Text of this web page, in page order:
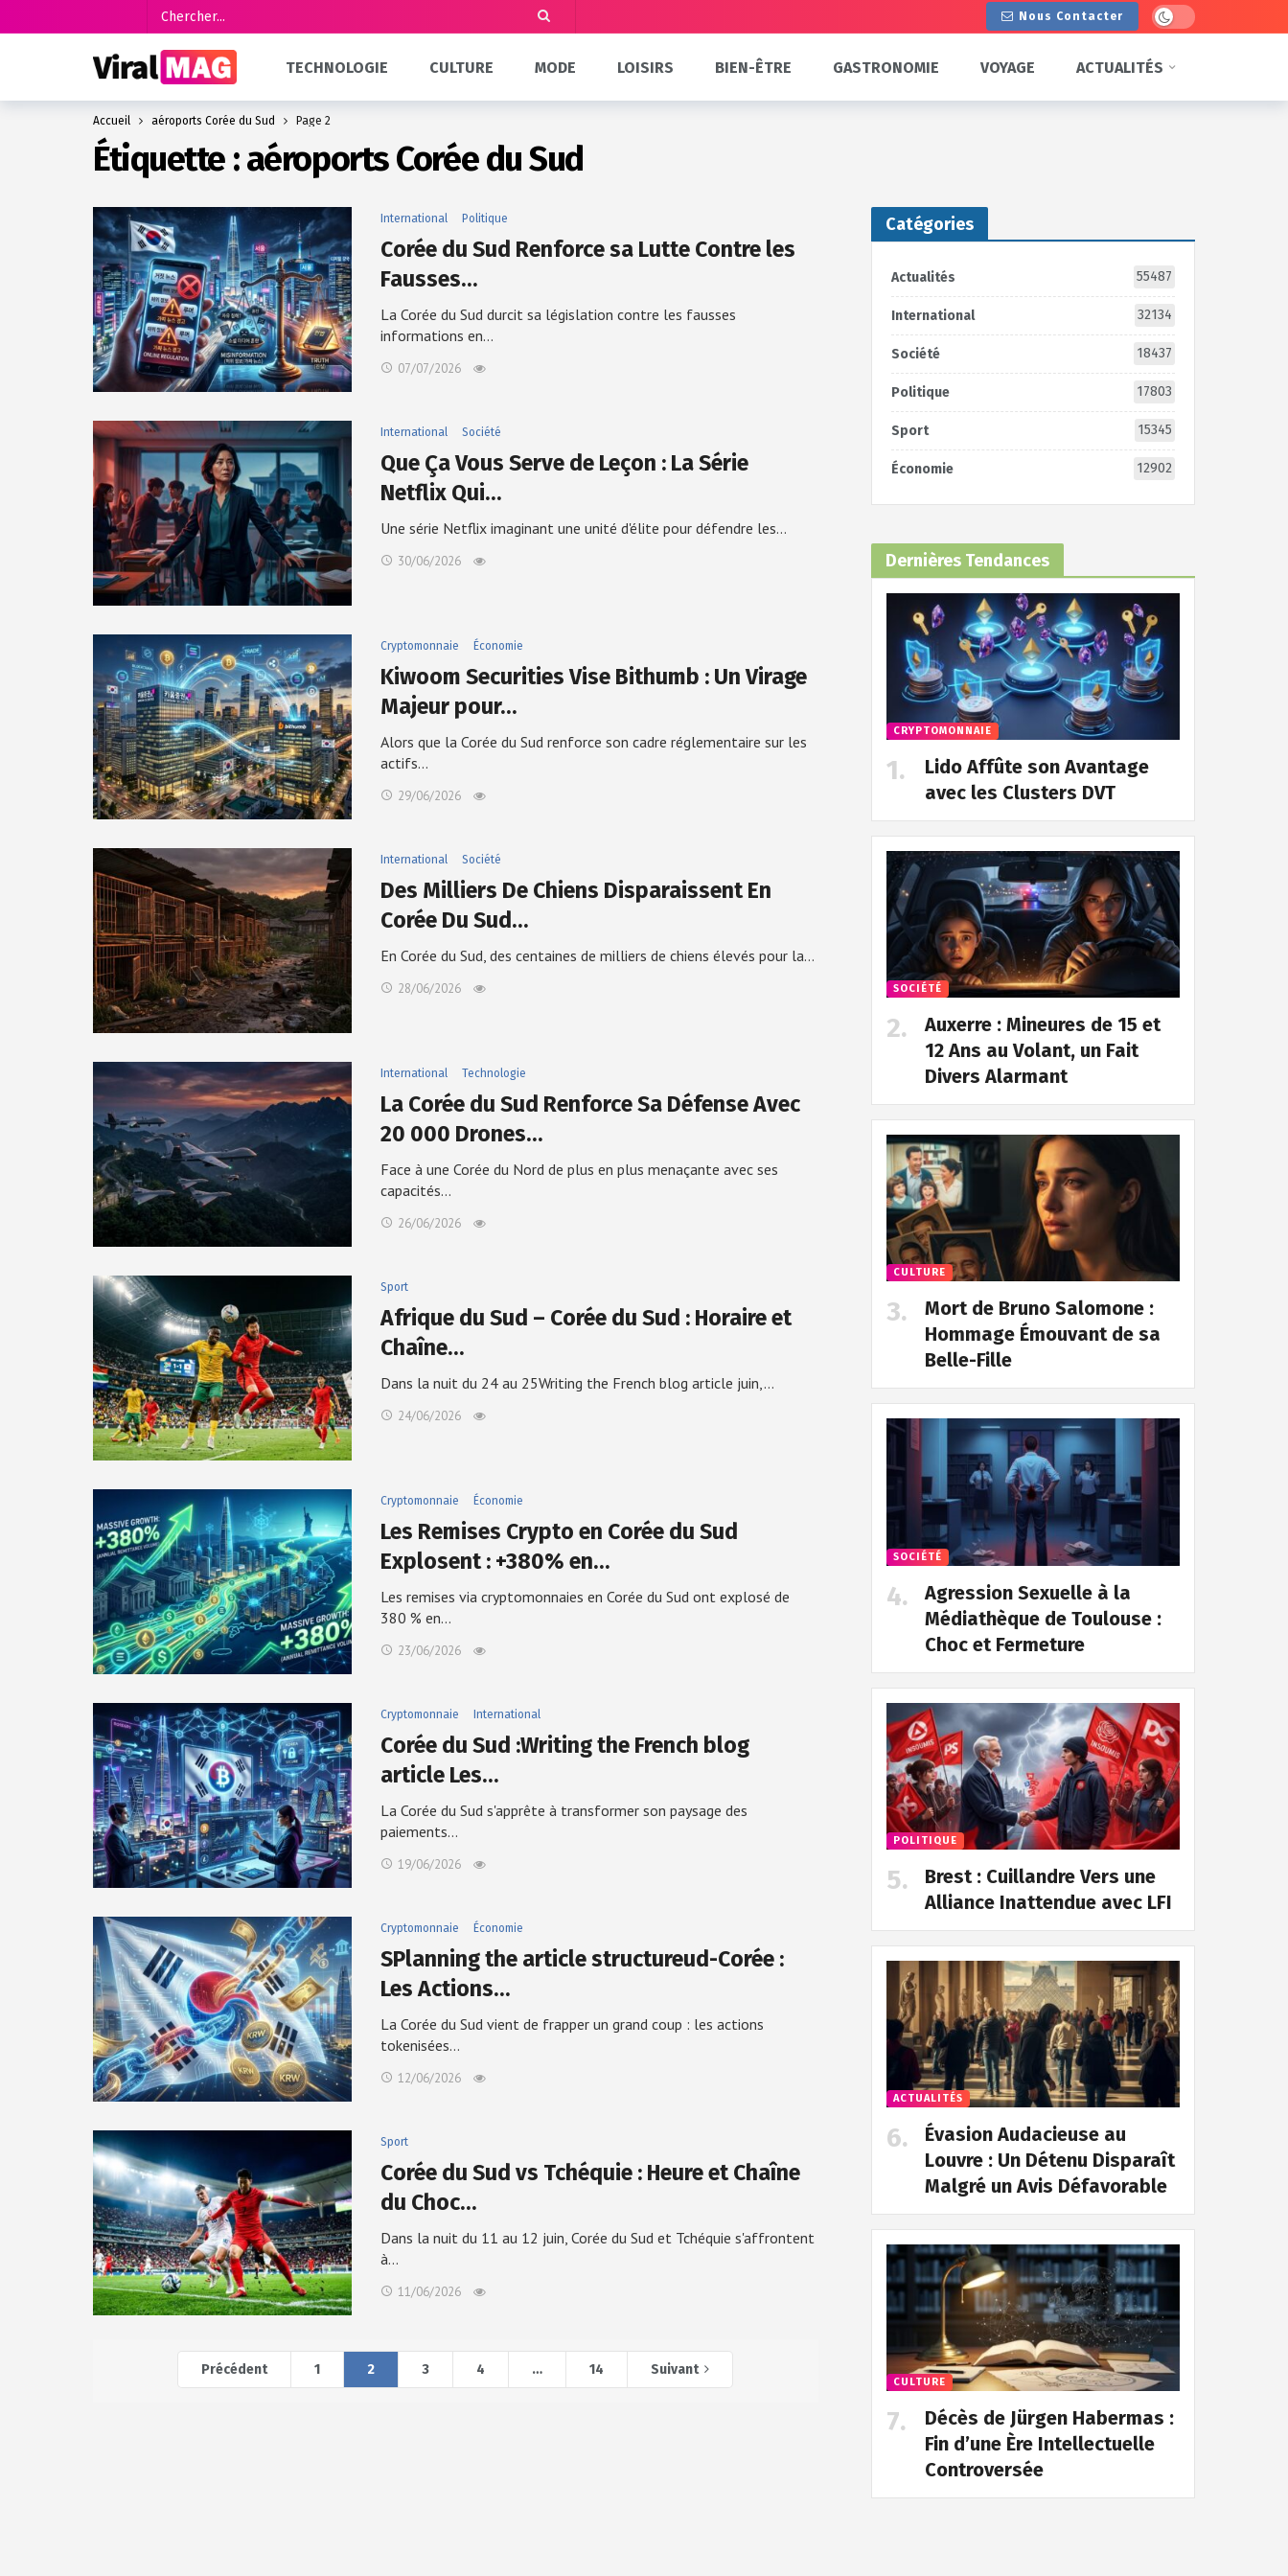
Nous Contacter Dark mode
TECHNOLOGIE CULTURE MODE LOISIRS BIEN-ÊTRE GASTRONOMIE VOYAGE ACTUALITÉS
Accueil aéroports Corée du Sud Page 2
Étiquette :aéroports Corée du Sud
International Politique
Corée du Sud Renforce sa Lutte Contre les
Fausses…
La Corée du Sud durcit sa législation contre les fausses
informations en…
07/07/2026
International Société
Que Ça Vous Serve de Leçon : La Série
Netflix Qui…
Une série Netflix imaginant une unité d'élite pour défendre les…
30/06/2026
Cryptomonnaie Économie
Kiwoom Securities Vise Bithumb : Un Virage
Majeur pour…
Alors que la Corée du Sud renforce son cadre réglementaire sur les
actifs…
29/06/2026
International Société
Des Milliers De Chiens Disparaissent En
Corée Du Sud…
En Corée du Sud, des centaines de milliers de chiens élevés pour la…
28/06/2026
International Technologie
La Corée du Sud Renforce Sa Défense Avec
20 000 Drones…
Face à une Corée du Nord de plus en plus menaçante avec ses
capacités…
26/06/2026
Sport
Afrique du Sud – Corée du Sud : Horaire et
Chaîne…
Dans la nuit du 24 au 25Writing the French blog article juin,…
24/06/2026
Cryptomonnaie Économie
Les Remises Crypto en Corée du Sud
Explosent : +380% en…
Les remises via cryptomonnaies en Corée du Sud ont explosé de
380 % en…
23/06/2026
Cryptomonnaie International
Corée du Sud :Writing the French blog
article Les…
La Corée du Sud s'apprête à transformer son paysage des
paiements…
19/06/2026
Cryptomonnaie Économie
SPlanning the article structureud-Corée :
Les Actions…
La Corée du Sud vient de frapper un grand coup : les actions
tokenisées…
12/06/2026
Sport
Corée du Sud vs Tchéquie : Heure et Chaîne
du Choc…
Dans la nuit du 11 au 12 juin, Corée du Sud et Tchéquie s'affrontent
à…
11/06/2026
Précédent 1 2 3 4 … 14 Suivant
Catégories
Actualités 55487
International 32134
Société 18437
Politique 17803
Sport 15345
Économie 12902
Dernières Tendances
CRYPTOMONNAIE
Lido Affûte son Avantage
avec les Clusters DVT
SOCIÉTÉ
Auxerre : Mineures de 15 et
12 Ans au Volant, un Fait
Divers Alarmant
CULTURE
Mort de Bruno Salomone :
Hommage Émouvant de sa
Belle-Fille
SOCIÉTÉ
Agression Sexuelle à la
Médiathèque de Toulouse :
Choc et Fermeture
POLITIQUE
Brest : Cuillandre Vers une
Alliance Inattendue avec LFI
ACTUALITÉS
Évasion Audacieuse au
Louvre : Un Détenu Disparaît
Malgré un Avis Défavorable
CULTURE
Décès de Jürgen Habermas :
Fin d’une Ère Intellectuelle
Controversée